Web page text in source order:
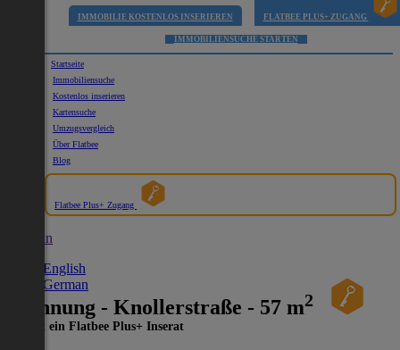
IMMOBILIE KOSTENLOS INSERIEREN FLATBEE PLUS+ ZUGANG
IMMOBILIENSUCHE STARTEN
Startseite
Immobiliensuche
Kostenlos inserieren
Kartensuche
Umzugsvergleich
Über Flatbee
Blog
Flatbee Plus+ Zugang
German
English
German
Wohnung - Knollerstraße - 57 m2
Dies ist ein Flatbee Plus+ Inserat